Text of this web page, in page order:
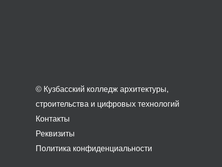
© Кузбасский колледж архитектуры,
строительства и цифровых технологий
Контакты
Реквизиты
Политика конфиденциальности